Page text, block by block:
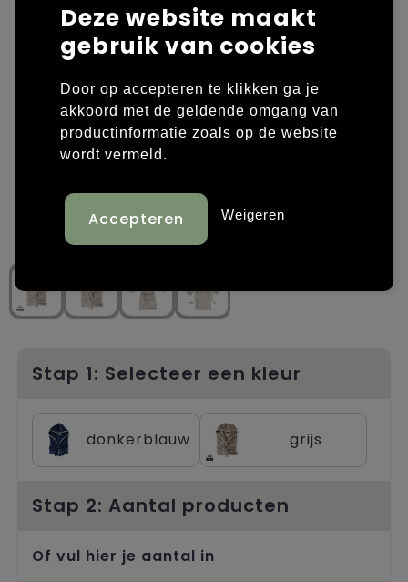
Laptop hoezen en tassen
Papieren tassen
Promotietassen
Reistassen
Rugzakken
Schoudertassen
Tassen voor sport
Trolleys
Overige kleding
Sweaters bedrukken
T-shirts bedrukken
Vesten bedrukken
Schoenen bedrukken
Stap 1: Selecteer een kleur
donkerblauw grijs
Stap 2: Aantal producten
Of vul hier je aantal in
Deze website maakt
gebruik van cookies
Door op accepteren te klikken ga je
akkoord met de geldende omgang van
productinformatie zoals op de website
wordt vermeld.
Weigeren